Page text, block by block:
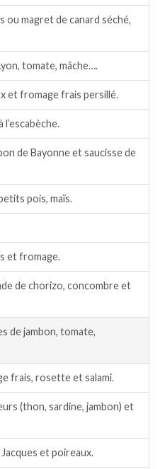
ou magret de canard séché,
tomate, mâche….
et fromage frais persillé.
de Bayonne et saucisse de
pois, maïs.
et fromage.
de chorizo, concombre et
de jambon, tomate,
frais, rosette et salami.
(thon, sardine, jambon) et
et poireaux.